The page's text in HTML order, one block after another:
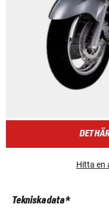
DET
Hitta en
Tekniska data *